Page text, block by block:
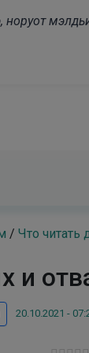
норуот
/ Что читать
и
20.10.2021 -